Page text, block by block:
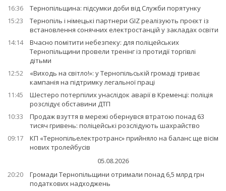
16:36
Тернопільщина: підсумки доби від Служби порятунку
15:23
Тернопіль і німецькі партнери GIZ реалізують проєкт із
встановлення сонячних електростанцій у закладах освіти
14:14
Вчасно помітити небезпеку: для поліцейських
Тернопільщини провели тренінг із протидії торгівлі
дітьми
12:52
«Виходь на світло!»: у Тернопільській громаді триває
кампанія на підтримку легальної праці
11:45
Шестеро потерпілих унаслідок аварії в Кременці: поліція
розслідує обставини ДТП
10:33
Продаж взуття в мережі обернувся втратою понад 63
тисяч гривень: поліцейські розслідують шахрайство
09:17
КП «Тернопільелектротранс» прийняло на баланс ще вісім
нових тролейбусів
05.08.2026
20:20
Громади Тернопільщини отримали понад 6,5 млрд грн
податкових надходжень